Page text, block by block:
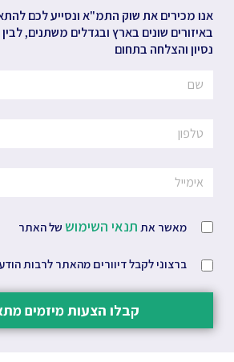
אנו מכירים את שוק התמ"א ונסייע לכם
באיזורים שונים בארץ ובגדלים משתנים,
נסיון והצלחה בתחום
מאשר את תנאי השימוש של האתר
ברצוני לקבל דיוורים מהאתר לרבות
קבלו הצעות מיזמים